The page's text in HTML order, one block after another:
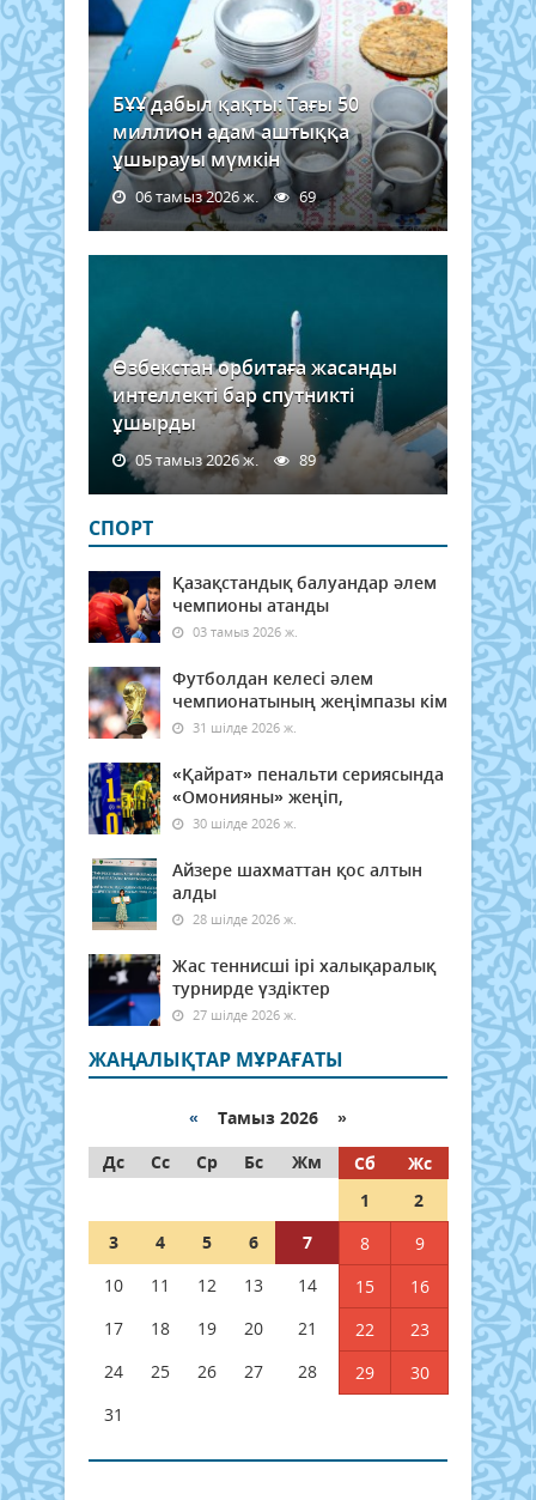
БҰҰ дабыл қақты: Тағы 50
миллион адам аштыққа
ұшырауы мүмкін
06 тамыз 2026 ж. 69
Өзбекстан орбитаға жасанды
интеллекті бар спутникті
ұшырды
05 тамыз 2026 ж. 89
СПОРТ
Қазақстандық балуандар әлем
чемпионы атанды
03 тамыз 2026 ж.
Футболдан келесі әлем
чемпионатының жеңімпазы кім
31 шілде 2026 ж.
«Қайрат» пенальти сериясында
«Омонияны» жеңіп,
30 шілде 2026 ж.
Айзере шахматтан қос алтын
алды
28 шілде 2026 ж.
Жас теннисші ірі халықаралық
турнирде үздіктер
27 шілде 2026 ж.
ЖАҢАЛЫҚТАР МҰРАҒАТЫ
« Тамыз 2026 »
Дс
Сс Ср Бс Жм Сб
Жс
1
2
3
4 5 6 7 8
9
10
11 12 13 14 15
16
17
18 19 20 21 22
23
24
25 26 27 28 29
30
31